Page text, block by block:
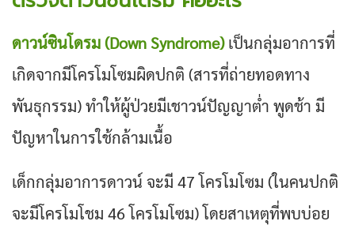
ดาวน์ซินโดรม (Down Syndrome)เป็นกลุ่มอาการที่
เกิดจากมีโครโมโซมผิดปกติ (สารที่ถ่ายทอดทาง
พันธุกรรม) ทำให้ผู้ป่วยมีเชาวน์ปัญญาต่ำ พูดช้า มี
ปัญหาในการใช้กล้ามเนื้อ
เด็กกลุ่มอาการดาวน์ จะมี 47 โครโมโซม (ในคนปกติ
จะมีโครโมโชม 46 โครโมโซม) โดยสาเหตุที่พบบ่อย